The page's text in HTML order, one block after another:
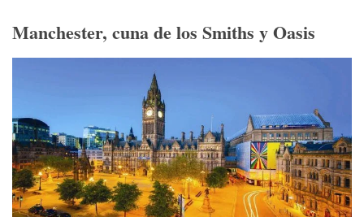
Manchester, cuna de los Smiths y Oasis